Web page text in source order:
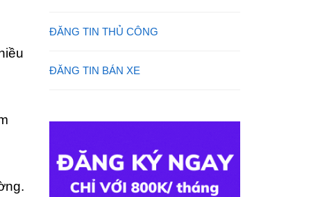
ĐĂNG TIN THỦ CÔNG
ĐĂNG TIN BÁN XE